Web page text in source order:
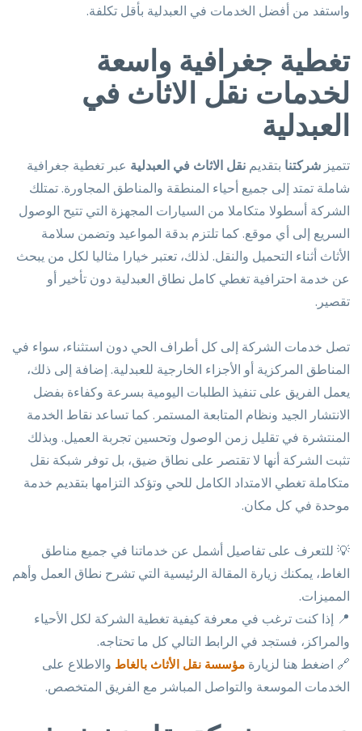
واستفد من أفضل الخدمات في العبدلية بأقل تكلفة.
تغطية جغرافية واسعة
لخدمات نقل الاثاث في
العبدلية
تتميز شركتنا بتقديم نقل الاثاث في العبدلية عبر تغطية جغرافية
شاملة تمتد إلى جميع أحياء المنطقة والمناطق المجاورة. تمتلك
الشركة أسطولا متكاملا من السيارات المجهزة التي تتيح الوصول
السريع إلى أي موقع. كما تلتزم بدقة المواعيد وتضمن سلامة
الأثاث أثناء التحميل والنقل. لذلك، تعتبر خيارا مثاليا لكل من يبحث
عن خدمة احترافية تغطي كامل نطاق العبدلية دون تأخير أو
تقصير.
تصل خدمات الشركة إلى كل أطراف الحي دون استثناء، سواء في
المناطق المركزية أو الأجزاء الخارجية للعبدلية. إضافة إلى ذلك،
يعمل الفريق على تنفيذ الطلبات اليومية بسرعة وكفاءة بفضل
الانتشار الجيد ونظام المتابعة المستمر. كما تساعد نقاط الخدمة
المنتشرة في تقليل زمن الوصول وتحسين تجربة العميل. وبذلك
تثبت الشركة أنها لا تقتصر على نطاق ضيق، بل توفر شبكة نقل
متكاملة تغطي الامتداد الكامل للحي وتؤكد التزامها بتقديم خدمة
موحدة في كل مكان.
💡 للتعرف على تفاصيل أشمل عن خدماتنا في جميع مناطق
الغاط، يمكنك زيارة المقالة الرئيسية التي تشرح نطاق العمل وأهم
المميزات.
📍 إذا كنت ترغب في معرفة كيفية تغطية الشركة لكل الأحياء
والمراكز، فستجد في الرابط التالي كل ما تحتاجه.
🔗 اضغط هنا لزيارة مؤسسة نقل الأثاث بالغاط والاطلاع على
الخدمات الموسعة والتواصل المباشر مع الفريق المتخصص.